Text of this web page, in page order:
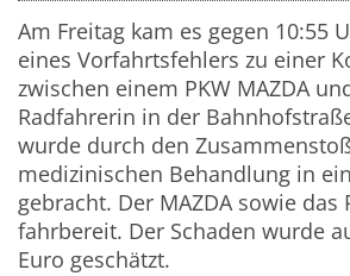
Am Freitag kam es gegen 10:55
eines Vorfahrtsfehlers zu einer
zwischen einem PKW MAZDA
Radfahrerin in der
wurde durch den
medizinischen Behandlung in
gebracht. Der MAZDA sowie das
fahrbereit. Der Schaden wurde
Euro geschätzt.